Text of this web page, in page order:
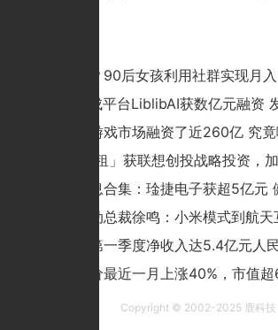
创业很难？90后女孩利用社群实现月
AI图像生成平台LiblibAI获数亿元融资
过去一年游戏市场融资了近260亿 究
「小熊 U 租」获联想创投战略投资，
投融资消息合集：琻捷电子获超5亿元
原猎豹移动总裁徐鸣：小米模式到航
网易有道第一季度净收入达5.4亿元人
特斯拉股价最近一月上涨40%，市值
Copyright © 2002-2025 鹿科技